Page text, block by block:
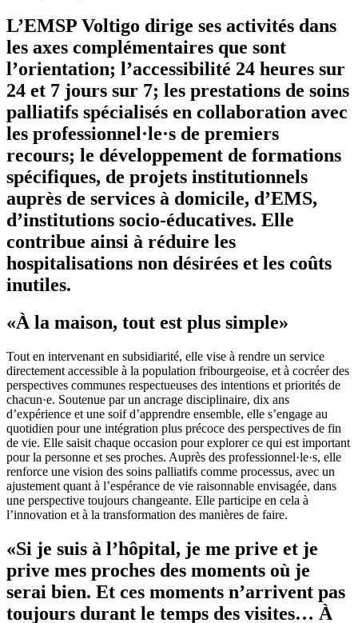
L’EMSP Voltigo dirige ses activités dans
les axes complémentaires que sont
l’orientation; l’accessibilité 24 heures sur
24 et 7 jours sur 7; les prestations de soins
palliatifs spécialisés en collaboration avec
les professionnel·le·s de premiers
recours; le développement de formations
spécifiques, de projets institutionnels
auprès de services à domicile, d’EMS,
d’institutions socio-éducatives. Elle
contribue ainsi à réduire les
hospitalisations non désirées et les coûts
inutiles.
«À la maison, tout est plus simple»
Tout en intervenant en subsidiarité, elle vise à rendre un service
directement accessible à la population fribourgeoise, et à cocréer des
perspectives communes respectueuses des intentions et priorités de
chacun·e. Soutenue par un ancrage disciplinaire, dix ans
d’expérience et une soif d’apprendre ensemble, elle s’engage au
quotidien pour une intégration plus précoce des perspectives de fin
de vie. Elle saisit chaque occasion pour explorer ce qui est important
pour la personne et ses proches. Auprès des professionnel·le·s, elle
renforce une vision des soins palliatifs comme processus, avec un
ajustement quant à l’espérance de vie raisonnable envisagée, dans
une perspective toujours changeante. Elle participe en cela à
l’innovation et à la transformation des manières de faire.
«Si je suis à l’hôpital, je me prive et je
prive mes proches des moments où je
serai bien. Et ces moments n’arrivent pas
toujours durant le temps des visites… À